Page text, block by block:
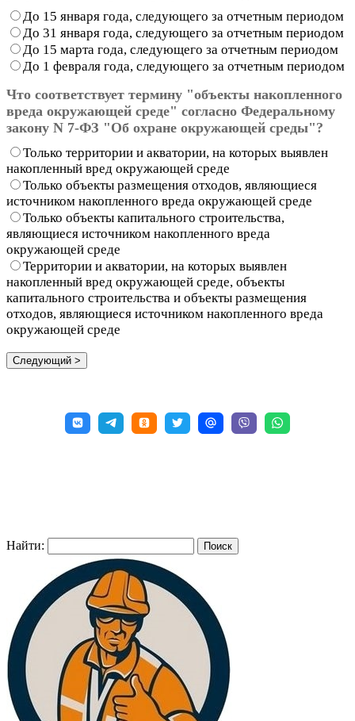
До 15 января года, следующего за отчетным периодом
До 31 января года, следующего за отчетным периодом
До 15 марта года, следующего за отчетным периодом
До 1 февраля года, следующего за отчетным периодом
Что соответствует термину "объекты накопленного
вреда окружающей среде" согласно Федеральному
закону N 7-ФЗ "Об охране окружающей среды"?
Только территории и акватории, на которых выявлен
накопленный вред окружающей среде
Только объекты размещения отходов, являющиеся
источником накопленного вреда окружающей среде
Только объекты капитального строительства,
являющиеся источником накопленного вреда
окружающей среде
Территории и акватории, на которых выявлен
накопленный вред окружающей среде, объекты
капитального строительства и объекты размещения
отходов, являющиеся источником накопленного вреда
окружающей среде
Найти: